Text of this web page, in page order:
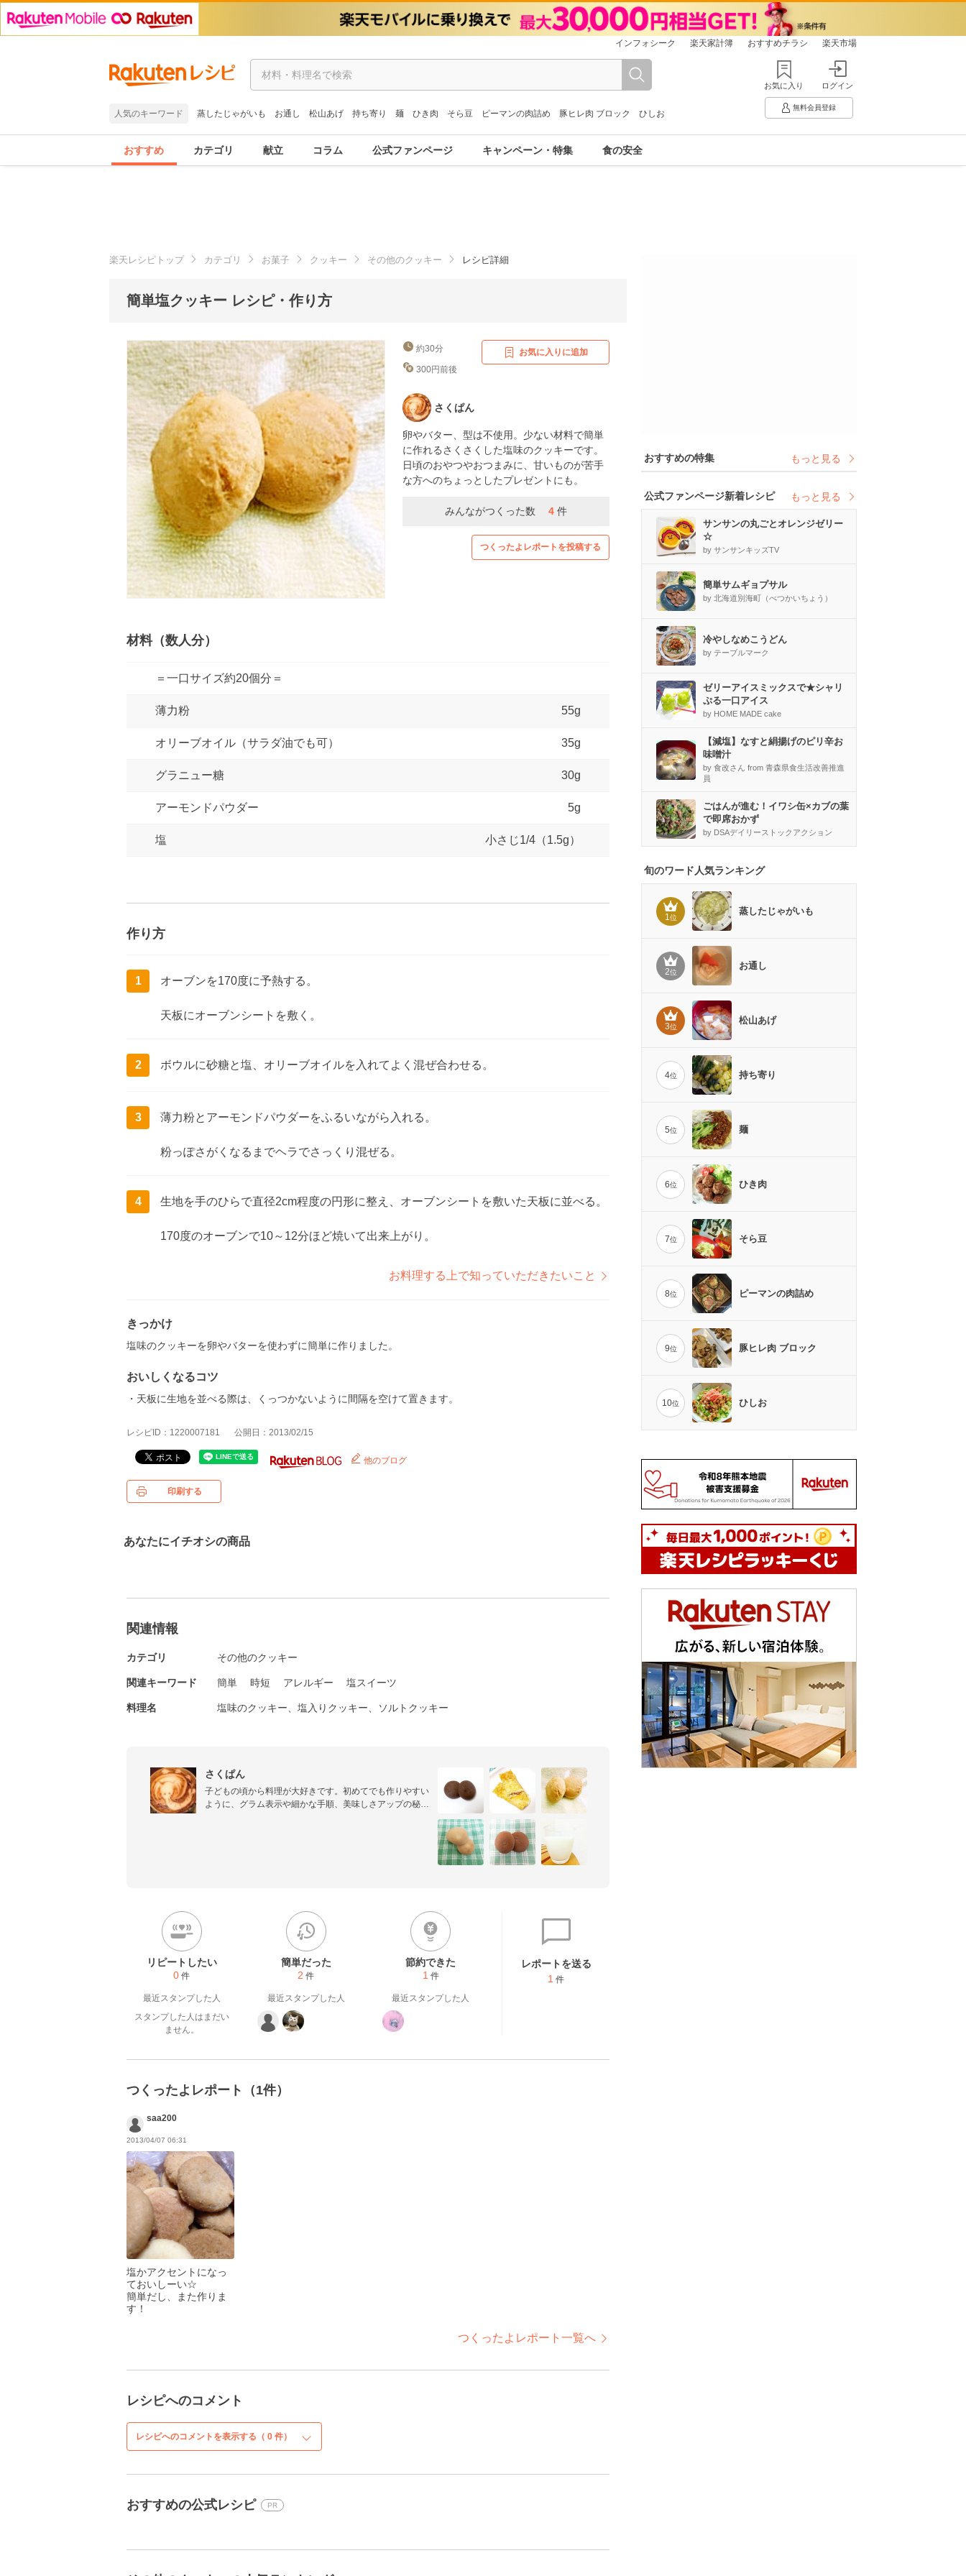
インフォシーク 楽天家計簿 おすすめチラシ 楽天市場
人気のキーワード 蒸したじゃがいも お通し 松山あげ 持ち寄り 麺 ひき肉 そら豆 ピーマンの肉詰め 豚ヒレ肉 ブロック ひしお
お気に入り ログイン
無料会員登録
おすすめ カテゴリ 献立 コラム 公式ファンページ キャンペーン・特集 食の安全
楽天レシピトップ カテゴリ お菓子 クッキー その他のクッキー レシピ詳細
簡単塩クッキー レシピ・作り方
約30分
300円前後
お気に入りに追加
さくぱん
卵やバター、型は不使用。少ない材料で簡単
に作れるさくさくした塩味のクッキーです。
日頃のおやつやおつまみに、甘いものが苦手
な方へのちょっとしたプレゼントにも。
みんながつくった数 4 件
つくったよレポートを投稿する
材料（数人分）
＝一口サイズ約20個分＝
薄力粉 55g
オリーブオイル（サラダ油でも可） 35g
グラニュー糖 30g
アーモンドパウダー 5g
塩 小さじ1/4（1.5g）
作り方
1 オーブンを170度に予熱する。
天板にオーブンシートを敷く。
2 ボウルに砂糖と塩、オリーブオイルを入れてよく混ぜ合わせる。
3 薄力粉とアーモンドパウダーをふるいながら入れる。
粉っぽさがくなるまでヘラでさっくり混ぜる。
4 生地を手のひらで直径2cm程度の円形に整え、オーブンシートを敷いた天板に並べる。
170度のオーブンで10～12分ほど焼いて出来上がり。
お料理する上で知っていただきたいこと
きっかけ
塩味のクッキーを卵やバターを使わずに簡単に作りました。
おいしくなるコツ
・天板に生地を並べる際は、くっつかないように間隔を空けて置きます。
レシピID：1220007181 公開日：2013/02/15
他のブログ
印刷する
あなたにイチオシの商品
関連情報
カテゴリ その他のクッキー
関連キーワード 簡単 時短 アレルギー 塩スイーツ
料理名 塩味のクッキー、塩入りクッキー、ソルトクッキー
さくぱん
子どもの頃から料理が大好きです。初めてでも作りやすい
ように、グラム表示や細かな手順、美味しさアップの秘訣
リピートしたい
0 件
最近スタンプした人
スタンプした人はまだい
ません。
簡単だった
2 件
最近スタンプした人
節約できた
1 件
最近スタンプした人
レポートを送る
1 件
つくったよレポート（1件）
saa200
2013/04/07 06:31
塩かアクセントになっ
ておいしーい☆
簡単だし、また作りま
す！
つくったよレポート一覧へ
レシピへのコメント
レシピへのコメントを表示する（ 0 件）
おすすめの公式レシピ PR
おすすめの特集 もっと見る
公式ファンページ新着レシピ もっと見る
サンサンの丸ごとオレンジゼリー
☆
by サンサンキッズTV
簡単サムギョプサル
by 北海道別海町（べつかいちょう）
冷やしなめこうどん
by テーブルマーク
ゼリーアイスミックスで★シャリ
ぷる一口アイス
by HOME MADE cake
【減塩】なすと絹揚げのピリ辛お
味噌汁
by 食改さん from 青森県食生活改善推進
員
ごはんが進む！イワシ缶×カブの葉
で即席おかず
by DSAデイリーストックアクション
旬のワード人気ランキング
1位
蒸したじゃがいも
2位
お通し
3位
松山あげ
4位 持ち寄り
5位 麺
6位 ひき肉
7位 そら豆
8位 ピーマンの肉詰め
9位 豚ヒレ肉 ブロック
10位 ひしお